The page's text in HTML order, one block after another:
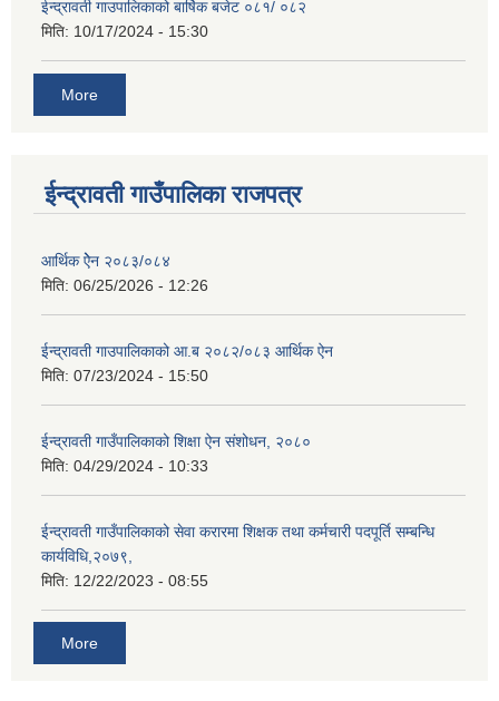
ईन्द्रावती गाउपालिकाको बार्षिक बजेट ०८१/ ०८२
मिति: 10/17/2024 - 15:30
More
ईन्द्रावती गाउँपालिका राजपत्र
आर्थिक ऐेन २०८३/०८४
मिति: 06/25/2026 - 12:26
ईन्द्रावती गाउपालिकाको आ.ब २०८२/०८३ आर्थिक ऐन
मिति: 07/23/2024 - 15:50
ईन्द्रावती गाउँपालिकाको शिक्षा ऐन संशोधन, २०८०
मिति: 04/29/2024 - 10:33
ईन्द्रावती गाउँपालिकाको सेवा करारमा शिक्षक तथा कर्मचारी पदपूर्ति सम्बन्धि
कार्यविधि,२०७९,
मिति: 12/22/2023 - 08:55
More